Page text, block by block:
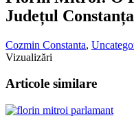
Județul Constanța
Cozmin Constanta,
Vizualizări
Articole similare